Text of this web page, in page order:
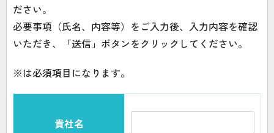
ださい。
必要事項（氏名、内容等）をご入力後、入力内容を確認
いただき、「送信」ボタンをクリックしてください。
※は必須項目になります。
貴社名